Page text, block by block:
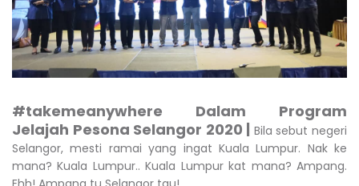
#takemeanywhere Dalam Program
Jelajah Pesona Selangor 2020 | Bila sebut negeri
Selangor, mesti ramai yang ingat Kuala Lumpur. Nak ke
mana? Kuala Lumpur.. Kuala Lumpur kat mana? Ampang.